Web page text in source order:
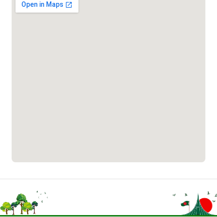
পাসপোর্ট বাতায়ন হটলাইন
ই-জিপি ইমার্জেন্সি হটলাইন
১০০